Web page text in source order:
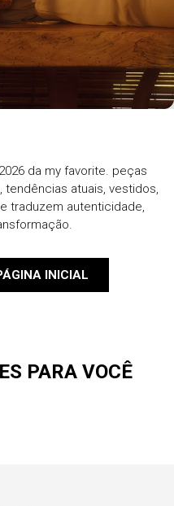
da my favorite. peças
atuais, vestidos,
traduzem autenticidade,
INICIAL
PARA VOCÊ